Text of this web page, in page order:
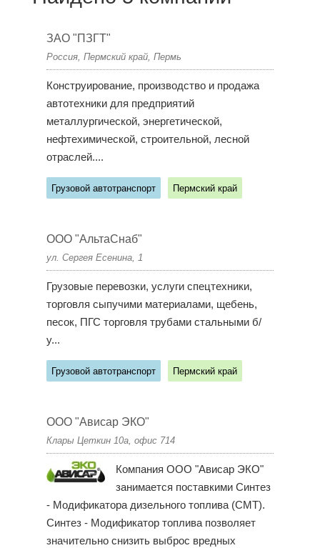
ЗАО "ПЗГТ"
Россия, Пермский край, Пермь
Конструирование, производство и продажа
автотехники для предприятий
металлургической, энергетической,
нефтехимической, строительной, лесной
отраслей....
Грузовой автотранспорт Пермский край
ООО "АльтаСнаб"
ул. Сергея Есенина, 1
Грузовые перевозки, услуги спецтехники,
торговля сыпучими материалами, щебень,
песок, ПГС торговля трубами стальными б/
у...
Грузовой автотранспорт Пермский край
ООО "Ависар ЭКО"
Клары Цеткин 10а, офис 714
Компания ООО "Ависар ЭКО"
занимается поставкими Синтез
- Модификатора дизельного топлива (СМТ).
Синтез - Модификатор топлива позволяет
значительно снизить выброс вредных